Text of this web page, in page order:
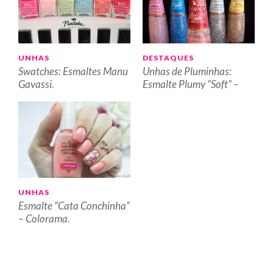
UNHAS
Swatches: Esmaltes Manu
Gavassi.
DESTAQUES
Unhas de Pluminhas:
Esmalte Plumy “Soft” –
UNHAS
Esmalte “Cata Conchinha”
– Colorama.